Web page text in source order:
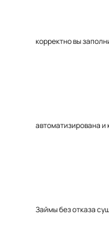
корректно вы
автоматизирована и
Займы без отказа